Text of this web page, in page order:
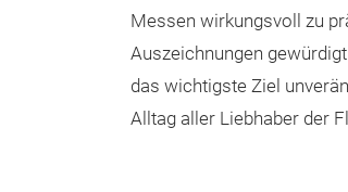
Messen wirkungsvoll zu
Auszeichnungen
das wichtigste Ziel
Alltag aller Liebhaber der